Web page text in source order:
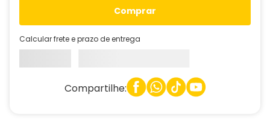
comprar
Calcular frete e prazo de entrega
Compartilhe: